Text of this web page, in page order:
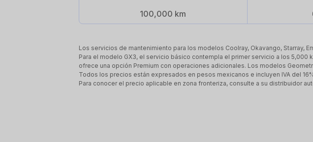
100,000 km
Los servicios de mantenimiento para los modelos Coolray, Okavango, Starray,
Para el modelo GX3, el servicio básico contempla el primer servicio a los
ofrece una opción Premium con operaciones adicionales. Los modelos
Todos los precios están expresados en pesos mexicanos e incluyen IVA del
Para conocer el precio aplicable en zona fronteriza, consulte a su distribuidor